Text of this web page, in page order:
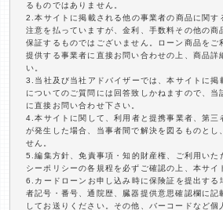
るものではありません。
2.本サイトに掲載される他の事業者の商品に関す
注意を払っていますが、金利、手数料その他の商
保証するものではございません。ローン商品をご
提供する事業者に直接お問い合わせの上、商品詳
い。
3.当社及び当社アドバイザーでは、本サイトに掲
についてのご質問には回答致しかねますので、当
に直接お問い合わせ下さい。
4.本サイトに関して、利用者と提携事業者、第三
が発生した場合、当事者間で解決を図るものとし
せん。
5.編集方針、免責事項・知的財産権、ご利用いた
シーポリシーの各規程を必ずご確認の上、本サイ
6.カードローンお申し込み時に保険証を提出する
者記号・番号、通院歴、臓器提供意思確認欄に記
してお送りください。その他、バーコードなど